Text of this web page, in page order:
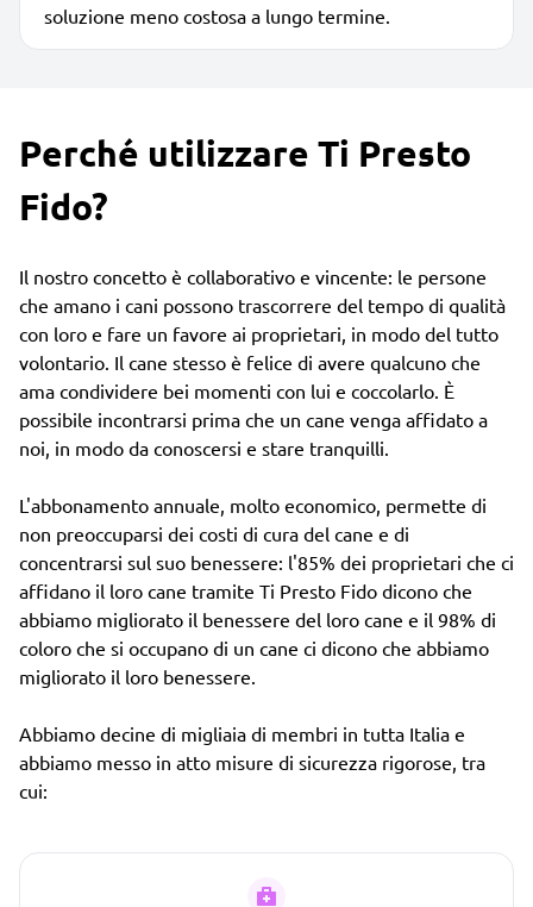
soluzione meno costosa a lungo termine.
Perché utilizzare Ti Presto
Fido?
Il nostro concetto è collaborativo e vincente: le persone
che amano i cani possono trascorrere del tempo di qualità
con loro e fare un favore ai proprietari, in modo del tutto
volontario. Il cane stesso è felice di avere qualcuno che
ama condividere bei momenti con lui e coccolarlo. È
possibile incontrarsi prima che un cane venga affidato a
noi, in modo da conoscersi e stare tranquilli.
L'abbonamento annuale, molto economico, permette di
non preoccuparsi dei costi di cura del cane e di
concentrarsi sul suo benessere: l'85% dei proprietari che ci
affidano il loro cane tramite Ti Presto Fido dicono che
abbiamo migliorato il benessere del loro cane e il 98% di
coloro che si occupano di un cane ci dicono che abbiamo
migliorato il loro benessere.
Abbiamo decine di migliaia di membri in tutta Italia e
abbiamo messo in atto misure di sicurezza rigorose, tra
cui: